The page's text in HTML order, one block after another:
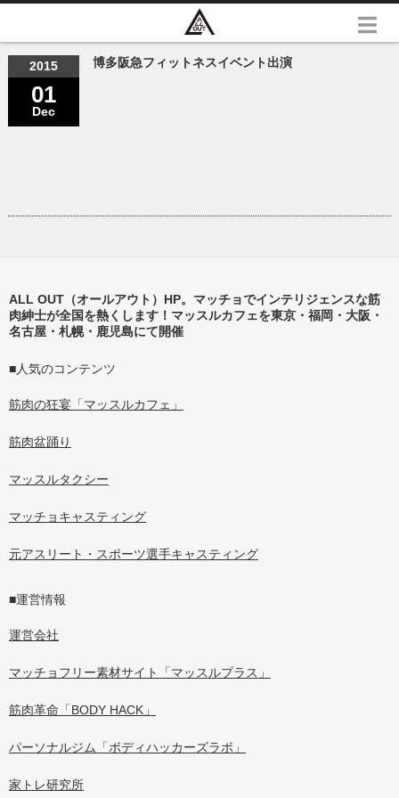
2015
01
Dec
博多阪急フィットネスイベント出演
ALL OUT（オールアウト）HP。マッチョでインテリジェンスな筋
肉紳士が全国を熱くします！マッスルカフェを東京・福岡・大阪・
名古屋・札幌・鹿児島にて開催
■人気のコンテンツ
筋肉の狂宴「マッスルカフェ」
筋肉盆踊り
マッスルタクシー
マッチョキャスティング
元アスリート・スポーツ選手キャスティング
■運営情報
運営会社
マッチョフリー素材サイト「マッスルプラス」
筋肉革命「BODY HACK」
パーソナルジム「ボディハッカーズラボ」
家トレ研究所